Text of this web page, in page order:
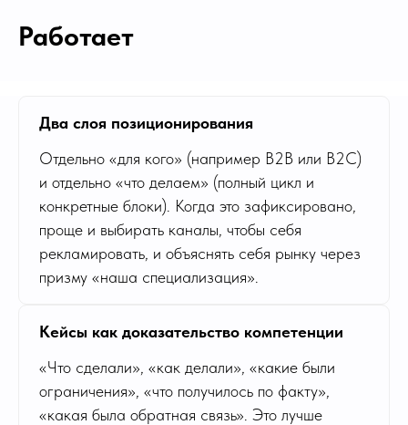
Работает
Два слоя позиционирования
Отдельно «для кого» (например B2B или B2C)
и отдельно «что делаем» (полный цикл и
конкретные блоки). Когда это зафиксировано,
проще и выбирать каналы, чтобы себя
рекламировать, и объяснять себя рынку через
призму «наша специализация».
Кейсы как доказательство компетенции
«Что сделали», «как делали», «какие были
ограничения», «что получилось по факту»,
«какая была обратная связь». Это лучше